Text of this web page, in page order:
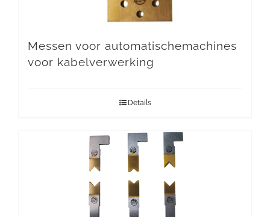
Messen voor automatischemachines
voor kabelverwerking
Details